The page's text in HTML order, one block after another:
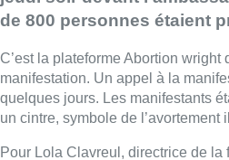
améliorer les droits à l’avortement
en plus de mal à trouver un
■ Interview deLola Clavreul,
centres pluralistes de planning
Mossati
Lire aussi :